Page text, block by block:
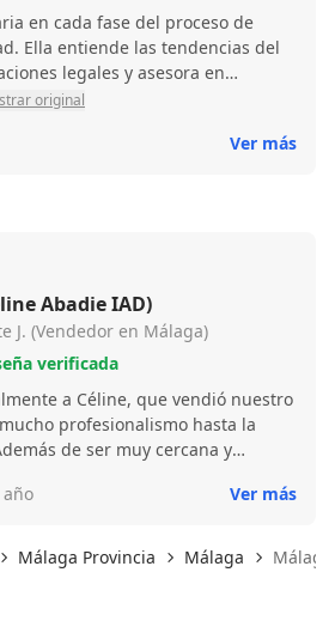
en cada fase del proceso de
Ella entiende las tendencias del
legales y asesora en
para una transacción exitosa.
partes, vendedor y comprador.
el vendedor y el comprador a
así como con gerentes
que pueden apoyar la
proactiva, recopila todos los
y hace un seguimiento con
asegurarse de que todos estén
el estado del acuerdo. Fue un
y ¡recomiendo sus servicios!
original
Ver más
Abadie IAD)
J. (Vendedor en Málaga)
verificada
a Céline, que vendió nuestro
profesionalismo hasta la
de ser muy cercana y
con una herencia. ¡MuchasVer más
Málaga Provincia Málaga